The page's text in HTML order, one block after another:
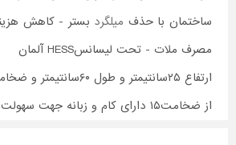
ساختمان با حذف میلگرد بستر - کاهش
مصرف ملات - تحت لیسانسHESS آلمان
ارتفاع ۲۵سانتیمتر و طول ۶۰سانتیمتر و ضخامت ۱۰ الی۴۰سانتیمتر
از ضخامت۱۵ دارای کام و زبانه جهت سهولت در جابجایی میباشد